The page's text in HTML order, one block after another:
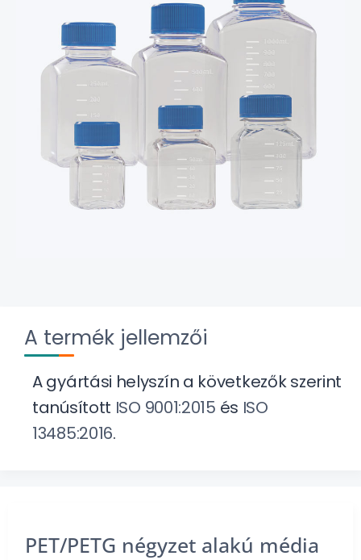
A termék jellemzői
A gyártási helyszín a következők szerint
tanúsított ISO 9001:2015 és ISO
13485:2016.
PET/PETG négyzet alakú média